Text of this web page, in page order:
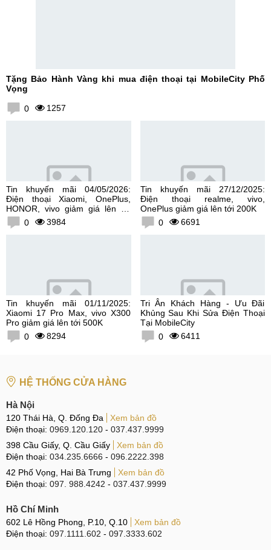
Tặng Bảo Hành Vàng khi mua điện thoại tại MobileCity Phố
Vọng
0 1257
Tin khuyến mãi 04/05/2026:
Điện thoại Xiaomi, OnePlus,
HONOR, vivo giảm giá lên tới
300K0 3984
Tin khuyến mãi 27/12/2025:
Điện thoại realme, vivo,
OnePlus giảm giá lên tới 200K
0
6691
Tin khuyến mãi 01/11/2025:
Xiaomi 17 Pro Max, vivo X300
Pro giảm giá lên tới 500K
0
8294
Tri Ân Khách Hàng - Ưu Đãi
Khủng Sau Khi Sửa Điện Thoại
Tại MobileCity
0
6411
HỆ THỐNG CỬA HÀNG
Hà Nội
120 Thái Hà, Q. Đống Đa
Xem bản đồ
Điện thoại: 0969.120.120 - 037.437.9999
398 Cầu Giấy, Q. Cầu Giấy
Xem bản đồ
Điện thoại: 034.235.6666 - 096.2222.398
42 Phố Vọng, Hai Bà Trưng
Xem bản đồ
Điện thoại: 097. 988.4242 - 037.437.9999
Hồ Chí Minh
602 Lê Hồng Phong, P.10, Q.10
Xem bản đồ
Điện thoại: 097.1111.602 - 097.3333.602